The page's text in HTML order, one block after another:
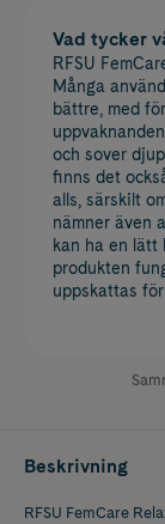
Vad tycker
RFSU
Många
bättre, med
och sover
finns det
alls, särskilt
nämner även
kan ha en lätt
produkten
uppskattas
Beskrivning
RFSU FemCare